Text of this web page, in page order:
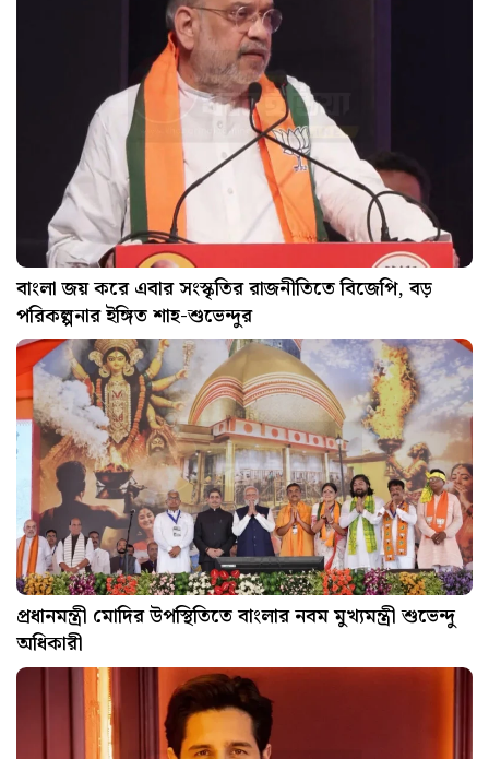
বাংলা জয় করে এবার সংস্কৃতির রাজনীতিতে বিজেপি, বড়
পরিকল্পনার ইঙ্গিত শাহ-শুভেন্দুর
প্রধানমন্ত্রী মোদির উপস্থিতিতে বাংলার নবম মুখ্যমন্ত্রী শুভেন্দু
অধিকারী